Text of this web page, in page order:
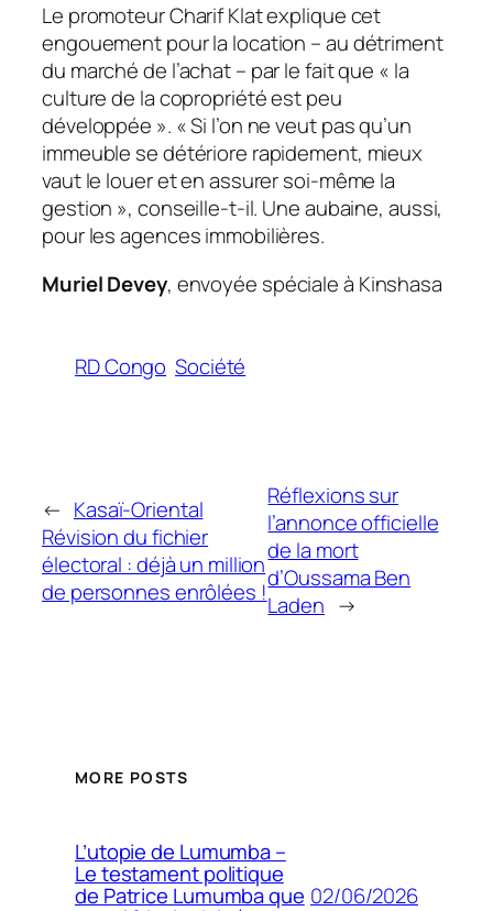
Le promoteur Charif Klat explique cet
engouement pour la location – au détriment
du marché de l’achat – par le fait que « la
culture de la copropriété est peu
développée ». « Si l’on ne veut pas qu’un
immeuble se détériore rapidement, mieux
vaut le louer et en assurer soi-même la
gestion », conseille-t-il. Une aubaine, aussi,
pour les agences immobilières.
Muriel Devey, envoyée spéciale à Kinshasa
RD Congo Société
← Kasaï-Oriental
Révision du fichier
électoral : déjà un million
de personnes enrôlées !
Réflexions sur
l’annonce officielle
de la mort
d’Oussama Ben
Laden →
MORE POSTS
L’utopie de Lumumba –
Le testament politique
de Patrice Lumumba que 02/06/2026